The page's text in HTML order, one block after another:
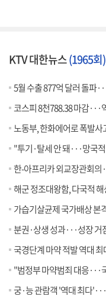
KTV 대한뉴스(1965회)
5월 수출 877억 달러 돌파
코스피 8천788.38 마감···
노동부, 한화에어로 폭발사
"투기·탈세 안 돼···망국
한-아프리카 외교장관회
해군 정조대왕함, 다국적
가습기살균제 국가배상 본
분권·상생 성과···성장 거
국경단계 마약 적발 역대 최대
"범정부 마약범죄 대응···
궁·능 관람객 '역대 최다